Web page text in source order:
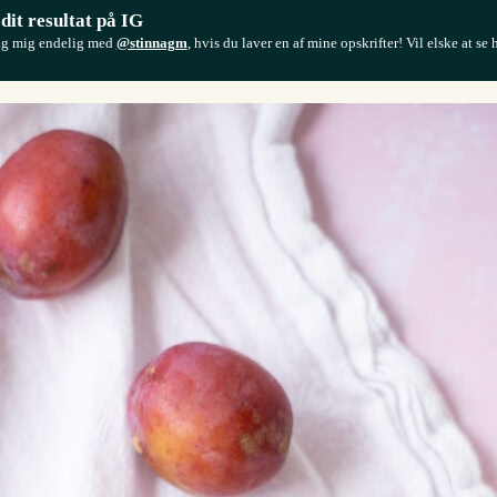
resultat på IG
mig endelig med @stinnagm, hvis du laver en af mine opskrifter! Vil elske at se